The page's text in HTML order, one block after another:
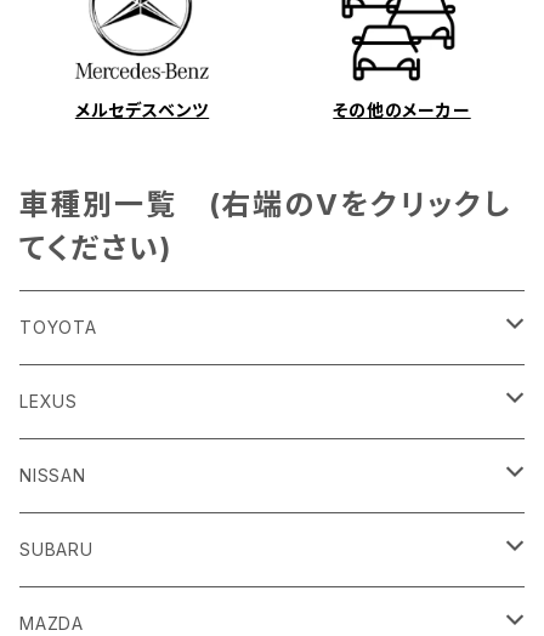
メルセデスベンツ その他のメーカー
車種別一覧 (右端のVをクリックし
てください)
TOYOTA
86
H24/4～R3/8 ZN6
GR86
R3/10～ ZN8
ｂＢ
H17/12～H28/8 20系
ｂZ４X
LEXUS
ＣＴ
H23/1～R4/11
ＥＳ
H30/10～
ＧＳ
NISSAN
ＡＤ
H18/12～ Y12
ＧＴ－Ｒ
SUBARU
ＢＲＺ
MAZDA